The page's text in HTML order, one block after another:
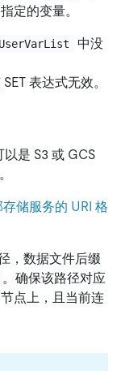
定的变量。
中没
表达式无效。
是 S3 或 GCS
储服务的 URI 格
，数据文件后缀
。确保该路径对应
点上，且当前连